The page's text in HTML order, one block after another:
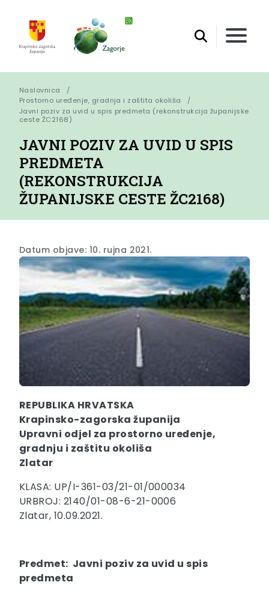
Naslovnica
Prostorno uređenje, gradnja i zaštita okoliša
Javni poziv za uvid u spis predmeta (rekonstrukcija županijske
ceste ŽC2168)
JAVNI POZIV ZA UVID U SPIS
PREDMETA
(REKONSTRUKCIJA
ŽUPANIJSKE CESTE ŽC2168)
Datum objave: 10. rujna 2021.
REPUBLIKA HRVATSKA
Krapinsko-zagorska županija
Upravni odjel za prostorno uređenje,
gradnju i zaštitu okoliša
Zlatar
KLASA: UP/I-361-03/21-01/000034
URBROJ: 2140/01-08-6-21-0006
Zlatar, 10.09.2021.
Predmet: Javni poziv za uvid u spis
predmeta